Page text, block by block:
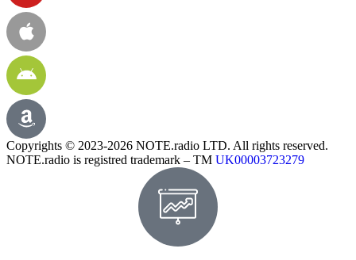
Copyrights © 2023-2026 NOTE.radio LTD. All rights reserved.
NOTE.radio is registred trademark – TM UK00003723279